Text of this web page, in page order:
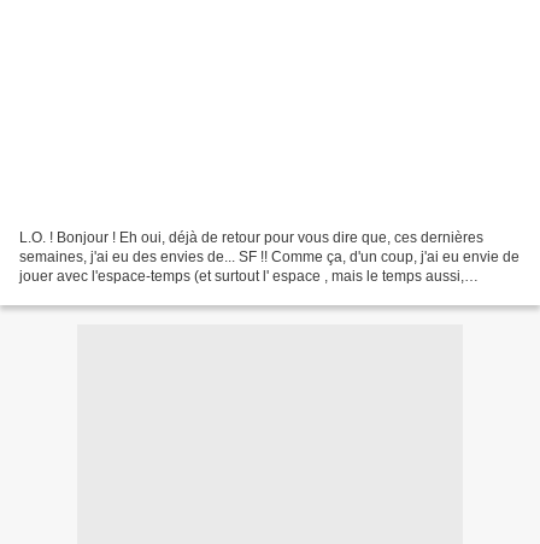
L.O. ! Bonjour ! Eh oui, déjà de retour pour vous dire que, ces dernières
semaines, j'ai eu des envies de... SF !! Comme ça, d'un coup, j'ai eu envie de
jouer avec l'espace-temps (et surtout l' espace , mais le temps aussi,